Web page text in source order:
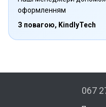
оформленням
З повагою, KindlyTech
067